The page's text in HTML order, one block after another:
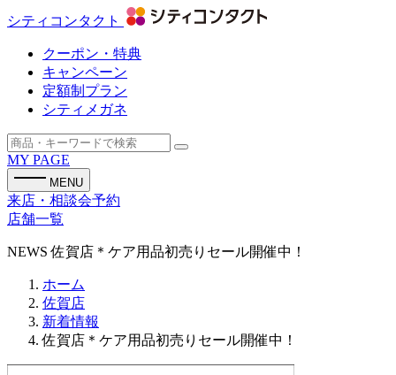
シティコンタクト
クーポン・特典
キャンペーン
定額制プラン
シティメガネ
MY PAGE
MENU
来店・相談会予約
店舗一覧
NEWS 佐賀店＊ケア用品初売りセール開催中！
ホーム
佐賀店
新着情報
佐賀店＊ケア用品初売りセール開催中！